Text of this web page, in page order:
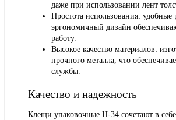
даже при использовании лент
Простота использования: удобные
эргономичный дизайн
работу.
Высокое качество материалов:
прочного металла, что
службы.
Качество и надежность
Клещи упаковочные H-34 сочетают в